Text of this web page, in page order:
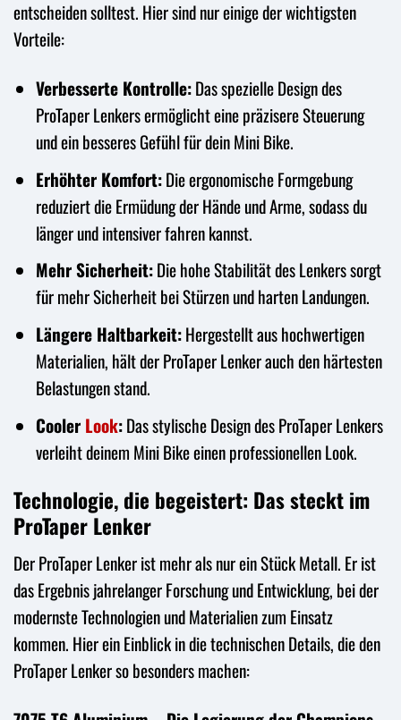
entscheiden solltest. Hier sind nur einige der wichtigsten
Vorteile:
Verbesserte Kontrolle:Das spezielle Design des
ProTaper Lenkers ermöglicht eine präzisere Steuerung
und ein besseres Gefühl für dein Mini Bike.
Erhöhter Komfort:Die ergonomische Formgebung
reduziert die Ermüdung der Hände und Arme, sodass du
länger und intensiver fahren kannst.
Mehr Sicherheit:Die hohe Stabilität des Lenkers sorgt
für mehr Sicherheit bei Stürzen und harten Landungen.
Längere Haltbarkeit:Hergestellt aus hochwertigen
Materialien, hält der ProTaper Lenker auch den härtesten
Belastungen stand.
Cooler Look:Das stylische Design des ProTaper Lenkers
verleiht deinem Mini Bike einen professionellen Look.
Technologie, die begeistert: Das steckt im
ProTaper Lenker
Der ProTaper Lenker ist mehr als nur ein Stück Metall. Er ist
das Ergebnis jahrelanger Forschung und Entwicklung, bei der
modernste Technologien und Materialien zum Einsatz
kommen. Hier ein Einblick in die technischen Details, die den
ProTaper Lenker so besonders machen: